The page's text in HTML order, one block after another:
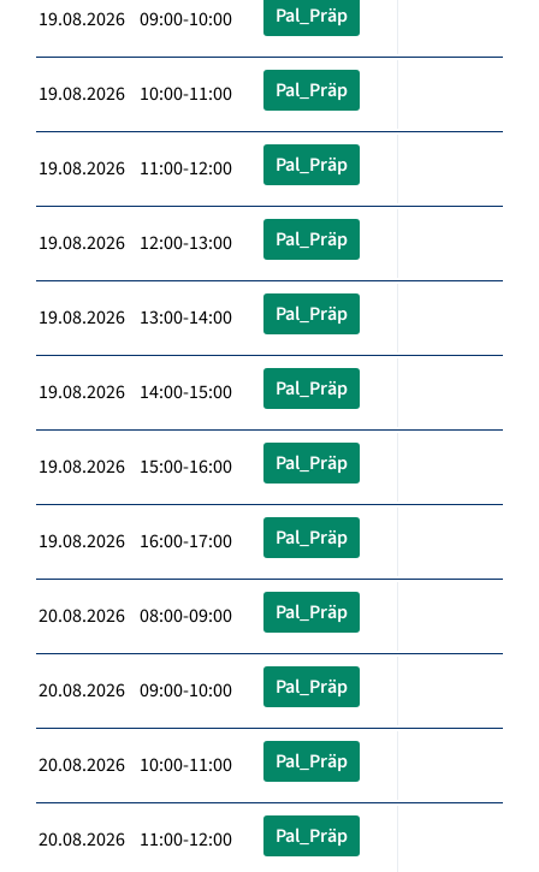
19.08.2026 09:00-10:00 Pal_Präp
19.08.2026 10:00-11:00 Pal_Präp
19.08.2026 11:00-12:00 Pal_Präp
19.08.2026 12:00-13:00 Pal_Präp
19.08.2026 13:00-14:00 Pal_Präp
19.08.2026 14:00-15:00 Pal_Präp
19.08.2026 15:00-16:00 Pal_Präp
19.08.2026 16:00-17:00 Pal_Präp
20.08.2026 08:00-09:00 Pal_Präp
20.08.2026 09:00-10:00 Pal_Präp
20.08.2026 10:00-11:00 Pal_Präp
20.08.2026 11:00-12:00 Pal_Präp